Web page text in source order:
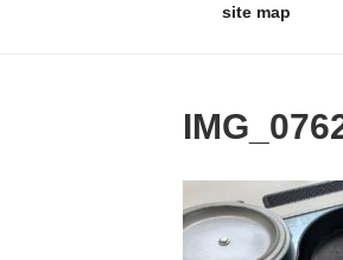
site map